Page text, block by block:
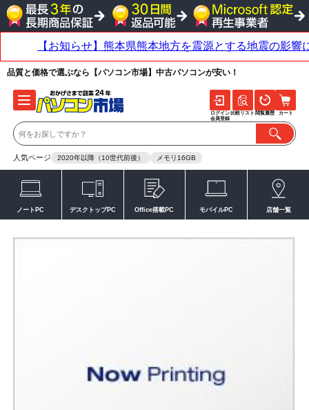
品質と価格で選ぶなら【パソコン市場】中古パソコンが安い！
人気ページ 2020年以降（10世代前後） メモリ16GB
ログイン
会員登録
比較リスト 閲覧履歴 カート
ノートPC デスクトップPC Office搭載PC モバイルPC 店舗一覧